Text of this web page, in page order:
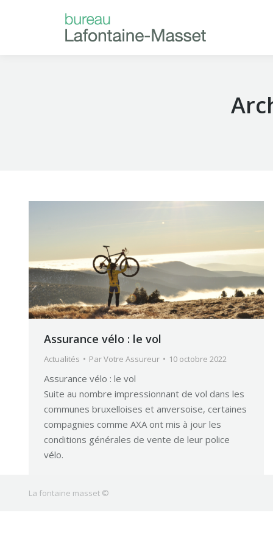
Assurance vélo : le vol
Actualités ParVotre Assureur 10 octobre 2022
Assurance vélo : le vol
Suite au nombre impressionnant de vol dans les
communes bruxelloises et anversoise, certaines
compagnies comme AXA ont mis à jour les
conditions générales de vente de leur police
vélo.
La fontaine masset ©